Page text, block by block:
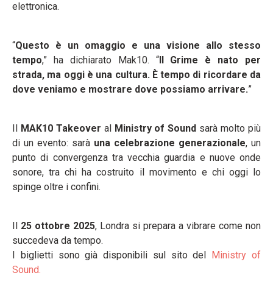
elettronica.
“Questo è un omaggio e una visione allo stesso
tempo,” ha dichiarato Mak10. “Il Grime è nato per
strada, ma oggi è una cultura. È tempo di ricordare da
dove veniamo e mostrare dove possiamo arrivare.”
Il MAK10 Takeover al Ministry of Sound sarà molto più
di un evento: sarà una celebrazione generazionale, un
punto di convergenza tra vecchia guardia e nuove onde
sonore, tra chi ha costruito il movimento e chi oggi lo
spinge oltre i confini.
Il 25 ottobre 2025, Londra si prepara a vibrare come non
succedeva da tempo.
I biglietti sono già disponibili sul sito del Ministry of
Sound.